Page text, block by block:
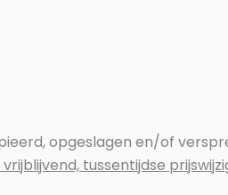
opgeslagen en/of
tussentijdse